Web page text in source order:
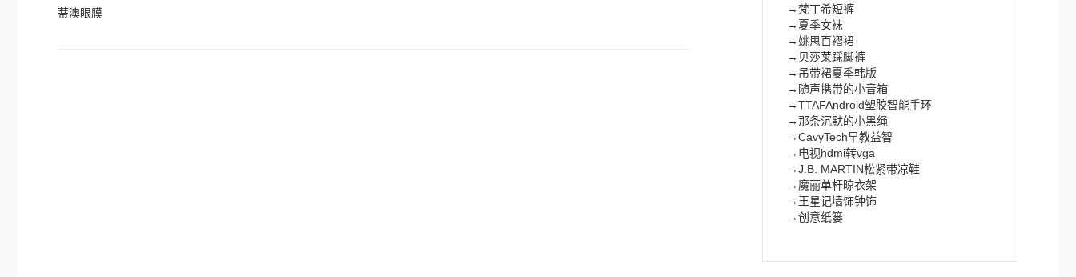
蒂澳眼膜
→梵丁希短裤
→ 夏季女袜
→姚思百褶裙
→ 贝莎莱踩脚裤
→ 吊带裙夏季韩版
→ 随声携带的小音箱
→TTAFAndroid塑胶智能手环
→那条沉默的小黑绳
→CavyTech早教益智
→ 电视hdmi转vga
→J.B. MARTIN松紧带凉鞋
→ 魔丽单杆晾衣架
→ 王星记墙饰钟饰
→创意纸篓